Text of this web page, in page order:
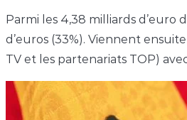
Parmi les 4,38 milliards d’euro
d’euros (33%). Viennent
TV et les partenariats TOP)